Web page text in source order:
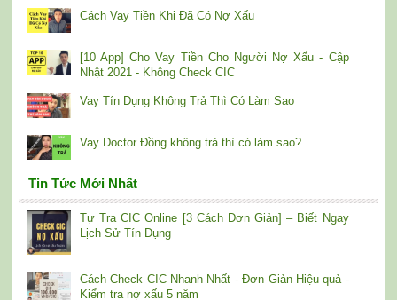
Cách Vay Tiền Khi Đã Có Nợ Xấu
[10 App] Cho Vay Tiền Cho Người Nợ Xấu - Cập
Nhật 2021 - Không Check CIC
Vay Tín Dụng Không Trả Thì Có Làm Sao
Vay Doctor Đồng không trả thì có làm sao?
Tin Tức Mới Nhất
Tự Tra CIC Online [3 Cách Đơn Giản] – Biết Ngay
Lịch Sử Tín Dụng
Cách Check CIC Nhanh Nhất - Đơn Giản Hiệu quả -
Kiểm tra nợ xấu 5 năm